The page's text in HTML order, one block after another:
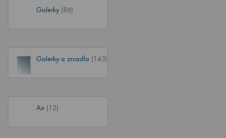
Galerky (86)
Galerky a zrcadla (143)
Air (12)